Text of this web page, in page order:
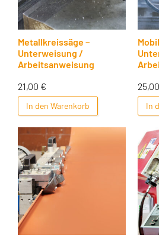
Metallkreissäge –
Unterweisung /
Arbeitsanweisung
21,00 €
In den Warenkorb
25,00
In